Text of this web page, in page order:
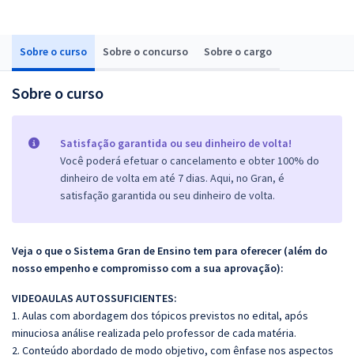
Sobre o curso Sobre o concurso Sobre o cargo
Sobre o curso
Satisfação garantida ou seu dinheiro de volta!
Você poderá efetuar o cancelamento e obter 100% do
dinheiro de volta em até 7 dias. Aqui, no Gran, é
satisfação garantida ou seu dinheiro de volta.
Veja o que o Sistema Gran de Ensino tem para oferecer (além do
nosso empenho e compromisso com a sua aprovação):
VIDEOAULAS AUTOSSUFICIENTES:
1. Aulas com abordagem dos tópicos previstos no edital, após
minuciosa análise realizada pelo professor de cada matéria.
2. Conteúdo abordado de modo objetivo, com ênfase nos aspectos